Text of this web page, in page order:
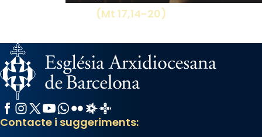
(Mt 17,14-20)
Facebook
Instagram
X / Twitter
YouTube
WhatsApp
FlickrRadio Estel
Catalunya Cristiana
Contacte i suggeriments: